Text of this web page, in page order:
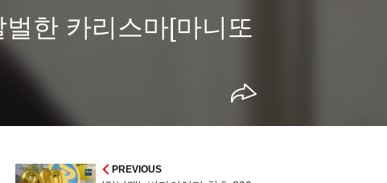
한 카리스마[마니또
PREVIOUS